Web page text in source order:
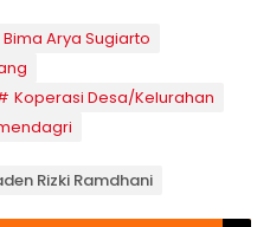
Bima Arya Sugiarto
Koperasi Desa/Kelurahan
Rizki Ramdhani